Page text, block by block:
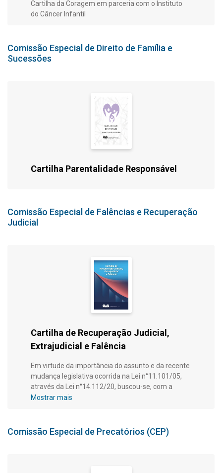
Cartilha da Coragem em parceria com o Instituto
do Câncer Infantil
Comissão Especial de Direito de Família e
Sucessões
Cartilha Parentalidade Responsável
Comissão Especial de Falências e Recuperação
Judicial
Cartilha de Recuperação Judicial,
Extrajudicial e Falência
Em virtude da importância do assunto e da recente
mudança legislativa ocorrida na Lei n°11.101/05,
através da Lei n°14.112/20, buscou-se, com a
presente cartilha, trazer os temas mais relevantes
profissionais da área e da sociedade como um
Mostrar mais
Comissão Especial de Precatórios (CEP)